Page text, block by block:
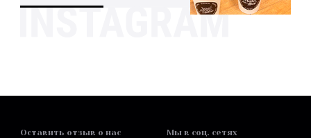
Оставить отзыв о нас Мы в соц. сетях